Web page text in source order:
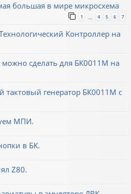
большая в мире микросхема
1 … 4 5 6 7
Контроллер на
можно сделать для БК0011М на
тактовый генератор БК0011М с
МПИ.
в БК.
Z80.